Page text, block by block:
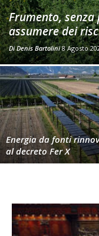
Frumento, senza
assumere dei
DiDenis Bartolini 8 Agosto
Energia da fonti
al decreto Fer X